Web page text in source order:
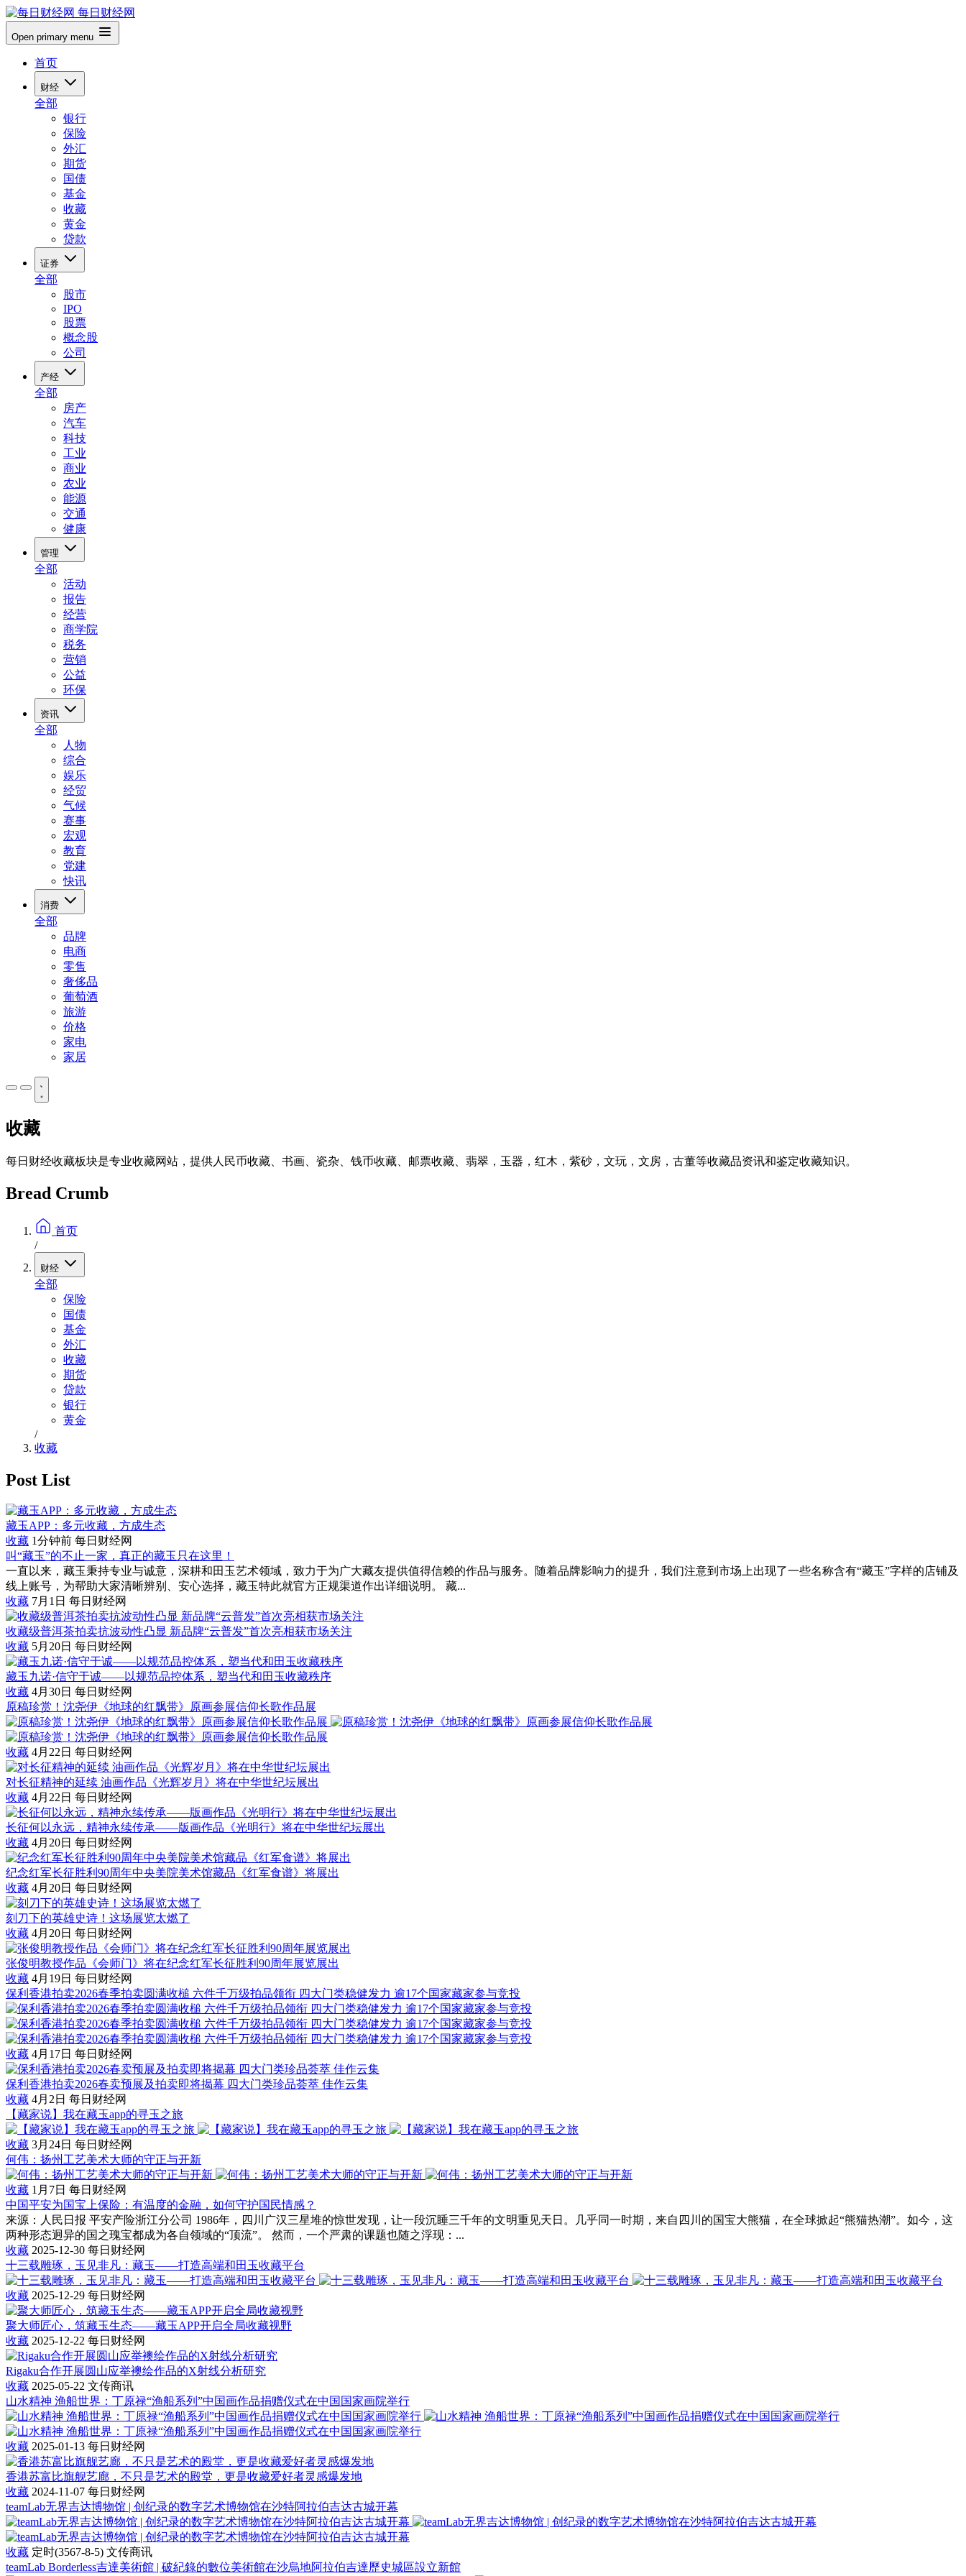
每日财经网
Open primary menu
首页
财经
全部
银行
保险
外汇
期货
国债
基金
收藏
黄金
贷款
证券
全部
股市
IPO
股票
概念股
公司
产经
全部
房产
汽车
科技
工业
商业
农业
能源
交通
健康
管理
全部
活动
报告
经营
商学院
税务
营销
公益
环保
资讯
全部
人物
综合
娱乐
经贸
气候
赛事
宏观
教育
党建
快讯
消费
全部
品牌
电商
零售
奢侈品
葡萄酒
旅游
价格
家电
家居
收藏
每日财经收藏板块是专业收藏网站，提供人民币收藏、书画、瓷杂、钱币收藏、邮票收藏、翡翠，玉器，红木，紫砂，文玩，文房，古董等收藏品资讯和鉴定收藏知识。
Bread Crumb
首页
/
财经
全部
保险
国债
基金
外汇
收藏
期货
贷款
银行
黄金
/
收藏
Post List
藏玉APP：多元收藏，方成生态
收藏 1分钟前 每日财经网
叫“藏玉”的不止一家，真正的藏玉只在这里！
一直以来，藏玉秉持专业与诚意，深耕和田玉艺术领域，致力于为广大藏友提供值得信赖的作品与服务。随着品牌影响力的提升，我们注意到市场上出现了一些名称含有“藏玉”字样的店铺及
线上账号，为帮助大家清晰辨别、安心选择，藏玉特此就官方正规渠道作出详细说明。 藏...
收藏 7月1日 每日财经网
收藏级普洱茶拍卖抗波动性凸显 新品牌“云普发”首次亮相获市场关注
收藏 5月20日 每日财经网
藏玉九诺·信守于诚——以规范品控体系，塑当代和田玉收藏秩序
收藏 4月30日 每日财经网
原稿珍赏！沈尧伊《地球的红飘带》原画参展信仰长歌作品展
收藏 4月22日 每日财经网
对长征精神的延续 油画作品《光辉岁月》将在中华世纪坛展出
收藏 4月22日 每日财经网
长征何以永远，精神永续传承——版画作品《光明行》将在中华世纪坛展出
收藏 4月20日 每日财经网
纪念红军长征胜利90周年中央美院美术馆藏品《红军食谱》将展出
收藏 4月20日 每日财经网
刻刀下的英雄史诗！这场展览太燃了
收藏 4月20日 每日财经网
张俊明教授作品《会师门》将在纪念红军长征胜利90周年展览展出
收藏 4月19日 每日财经网
保利香港拍卖2026春季拍卖圆满收槌 六件千万级拍品领衔 四大门类稳健发力 逾17个国家藏家参与竞投
收藏 4月17日 每日财经网
保利香港拍卖2026春卖预展及拍卖即将揭幕 四大门类珍品荟萃 佳作云集
收藏 4月2日 每日财经网
【藏家说】我在藏玉app的寻玉之旅
收藏 3月24日 每日财经网
何伟：扬州工艺美术大师的守正与开新
收藏 1月7日 每日财经网
中国平安为国宝上保险：有温度的金融，如何守护国民情感？
来源：人民日报 平安产险浙江分公司 1986年，四川广汉三星堆的惊世发现，让一段沉睡三千年的文明重见天日。几乎同一时期，来自四川的国宝大熊猫，在全球掀起“熊猫热潮”。如今，这
两种形态迥异的国之瑰宝都成为各自领域的“顶流”。 然而，一个严肃的课题也随之浮现：...
收藏 2025-12-30 每日财经网
十三载雕琢，玉见非凡：藏玉——打造高端和田玉收藏平台
收藏 2025-12-29 每日财经网
聚大师匠心，筑藏玉生态——藏玉APP开启全局收藏视野
收藏 2025-12-22 每日财经网
Rigaku合作开展圆山应举襖绘作品的X射线分析研究
收藏 2025-05-22 文传商讯
山水精神 渔船世界：丁原禄“渔船系列”中国画作品捐赠仪式在中国国家画院举行
收藏 2025-01-13 每日财经网
香港苏富比旗舰艺廊，不只是艺术的殿堂，更是收藏爱好者灵感爆发地
收藏 2024-11-07 每日财经网
teamLab无界吉达博物馆 | 创纪录的数字艺术博物馆在沙特阿拉伯吉达古城开幕
收藏 定时(3567-8-5) 文传商讯
teamLab Borderless吉達美術館 | 破紀錄的數位美術館在沙烏地阿拉伯吉達歷史城區設立新館